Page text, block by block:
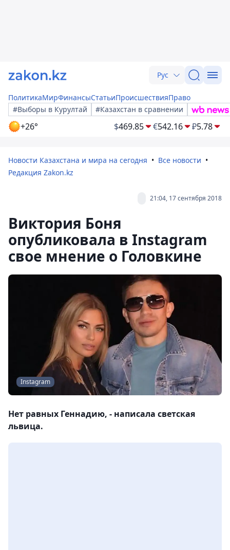
Рус
ПолитикаМирФинансыСтатьиПроисшествияПраво
#Выборы в Курултай
#Казахстан в сравнении
+26° $469.85 €542.16 ₽5.78
Новости Казахстана и мира на сегодня
Все новости
Редакция Zakon.kz
21:04, 17 сентября 2018
Виктория Боня
опубликовала в Instagram
свое мнение о Головкине
Instagram
Нет равных Геннадию, - написала светская
львица.